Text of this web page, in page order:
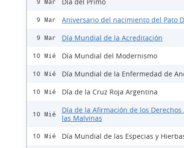
9 Mar
9 Mar Aniversario del nacimiento del Pato
9 Mar Día Mundial de la Acreditación
10 Mié Día Mundial del Modernismo
10 Mié Día Mundial de la Enfermedad de
10 Mié Día de la Cruz Roja Argentina
10 Mié
Día de la Afirmación de los
las Malvinas
10 Mié Día Mundial de las Especias y